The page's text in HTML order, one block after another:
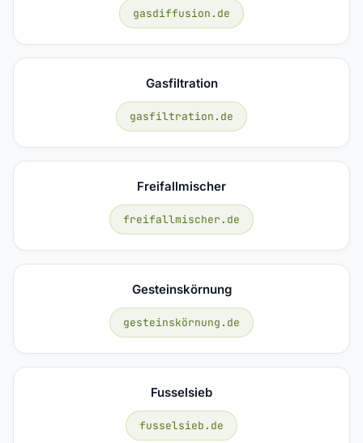
gasdiffusion.de
Gasfiltration
gasfiltration.de
Freifallmischer
freifallmischer.de
Gesteinskörnung
gesteinskörnung.de
Fusselsieb
fusselsieb.de